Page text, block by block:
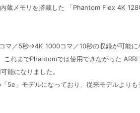
蔵メモリを搭載した 「Phantom Flex 4K
マ／5秒→4K 1000コマ／10秒の収録が可能に
これまでPhantomでは使用できなかった
能になりました。
5e」モデルになっており、従来モデルより